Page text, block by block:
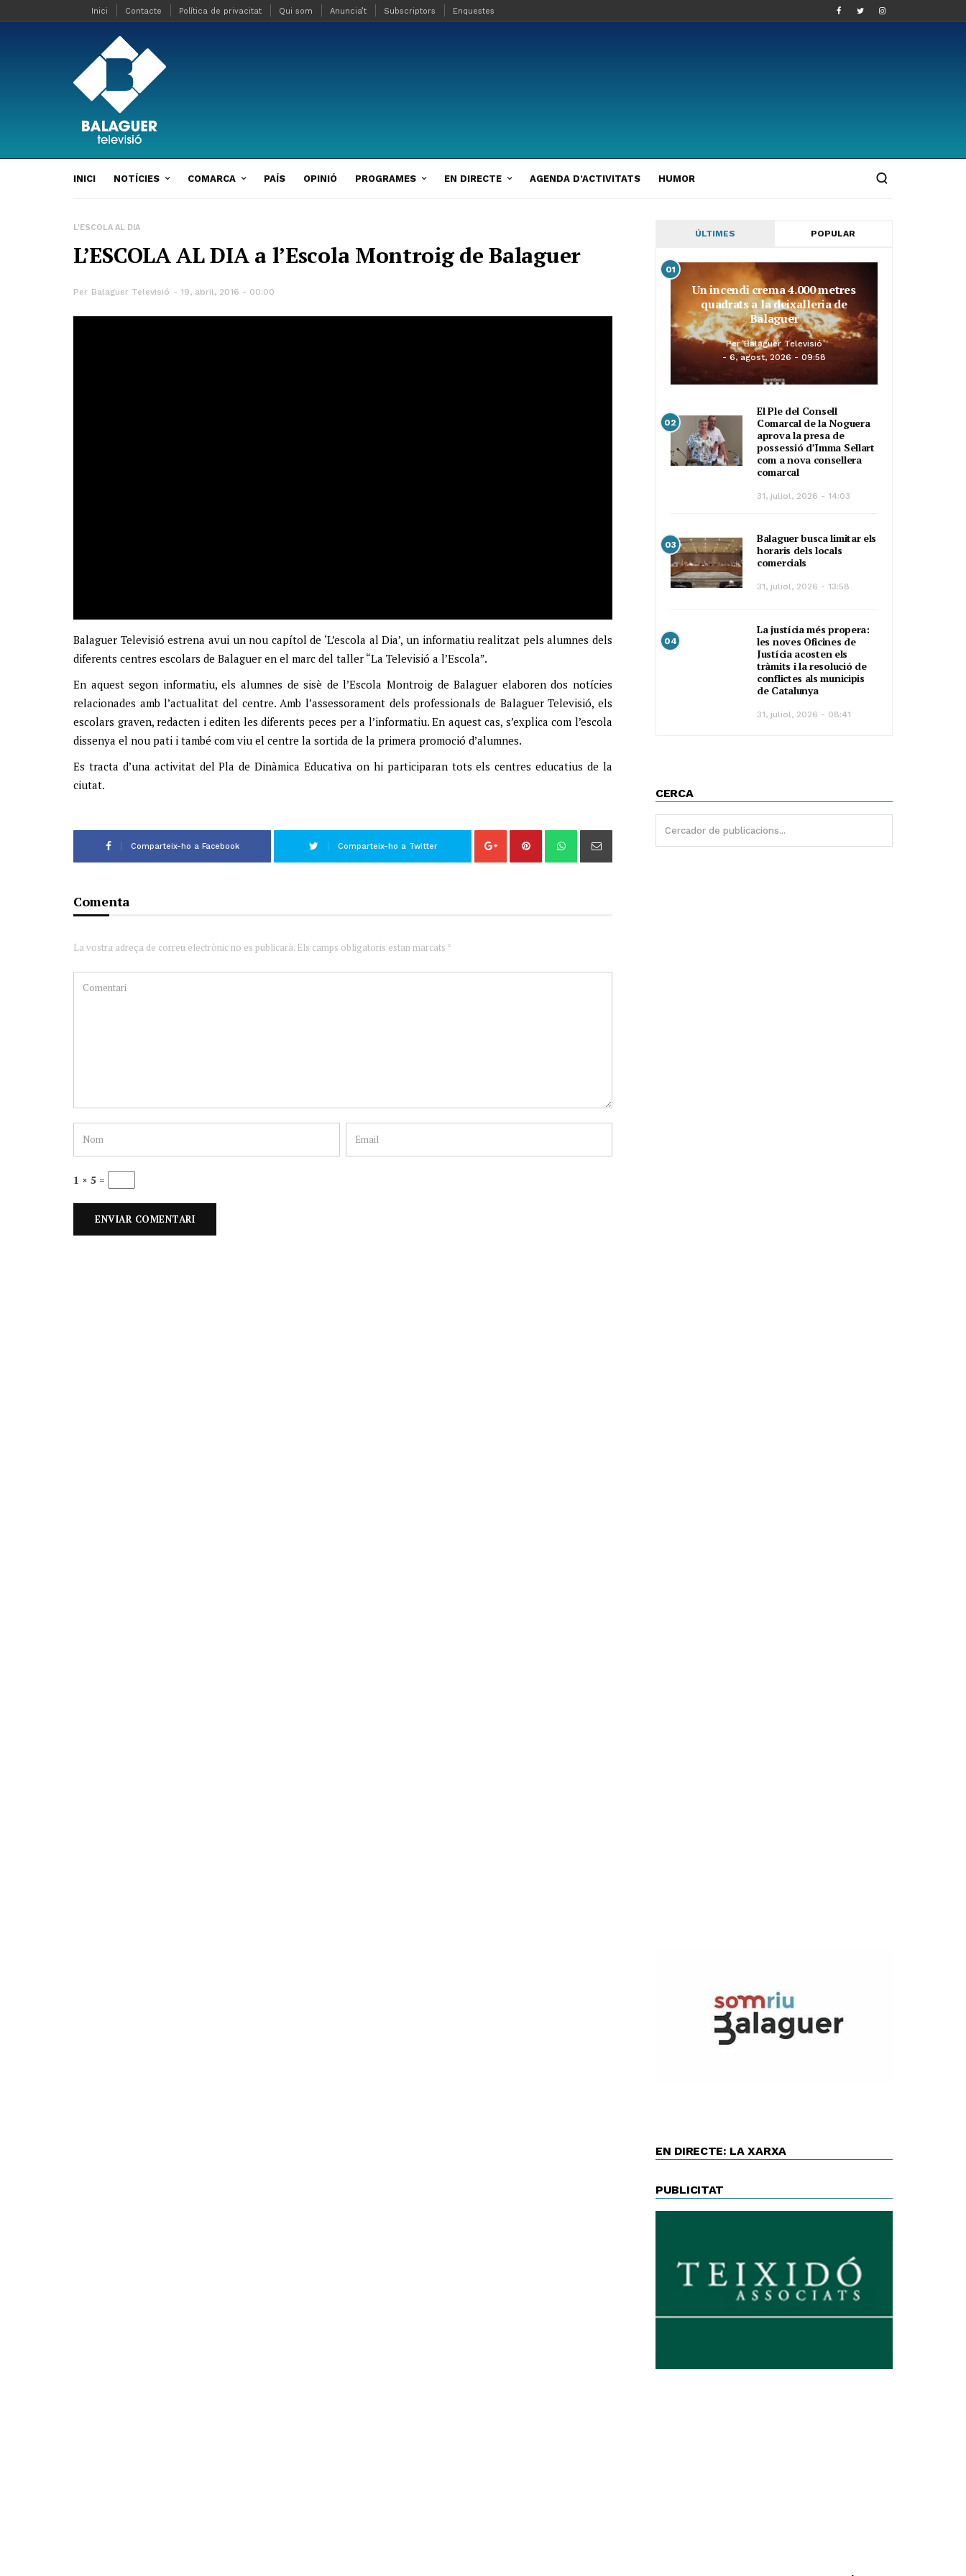
Inici Contacte Política de privacitat Qui som Anuncia’t Subscriptors Enquestes
INICI NOTÍCIES COMARCA PAÍS OPINIÓ PROGRAMES EN DIRECTE AGENDA D’ACTIVITATS HUMOR
L'ESCOLA AL DIA
L’ESCOLA AL DIA a l’Escola Montroig de Balaguer
Per Balaguer Televisió 19, abril, 2016 - 00:00
Balaguer Televisió estrena avui un nou capítol de ‘L’escola al Dia’, un informatiu realitzat pels alumnes dels
diferents centres escolars de Balaguer en el marc del taller “La Televisió a l’Escola”.
En aquest segon informatiu, els alumnes de sisè de l’Escola Montroig de Balaguer elaboren dos notícies
relacionades amb l’actualitat del centre. Amb l’assessorament dels professionals de Balaguer Televisió, els
escolars graven, redacten i editen les diferents peces per a l’informatiu. En aquest cas, s’explica com l’escola
dissenya el nou pati i també com viu el centre la sortida de la primera promoció d’alumnes.
Es tracta d’una activitat del Pla de Dinàmica Educativa on hi participaran tots els centres educatius de la
ciutat.
Comparteix-ho a Facebook Comparteix-ho a Twitter
Comenta
La vostra adreça de correu electrònic no es publicarà. Els camps obligatoris estan marcats *
1 × 5 =
ÚLTIMES POPULAR
01
Un incendi crema 4.000 metres
quadrats a la deixalleria de
Balaguer
Per Balaguer Televisió
6, agost, 2026 - 09:58
02
El Ple del Consell
Comarcal de la Noguera
aprova la presa de
possessió d’Imma Sellart
com a nova consellera
comarcal
31, juliol, 2026 - 14:03
03
Balaguer busca limitar els
horaris dels locals
comercials
31, juliol, 2026 - 13:58
04
La justícia més propera:
les noves Oficines de
Justícia acosten els
tràmits i la resolució de
conflictes als municipis
de Catalunya
31, juliol, 2026 - 08:41
CERCA
EN DIRECTE: LA XARXA
PUBLICITAT